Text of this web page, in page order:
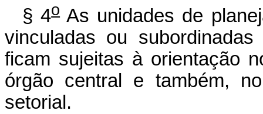
§ 4oAs unidades de
vinculadas ou
ficam sujeitas à orientação
órgão central e também,
setorial.